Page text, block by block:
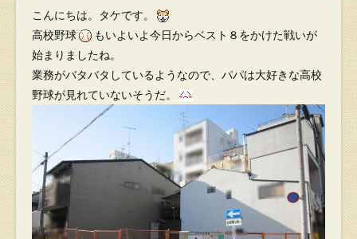
こんにちは。タケです。
高校野球
もいよいよ今日からベスト８をかけた戦いが
始まりましたね。
業務がバタバタしているようなので、パパは大好きな高校
野球が見れていないそうだ。